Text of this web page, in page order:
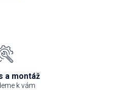
a montáž
k vám